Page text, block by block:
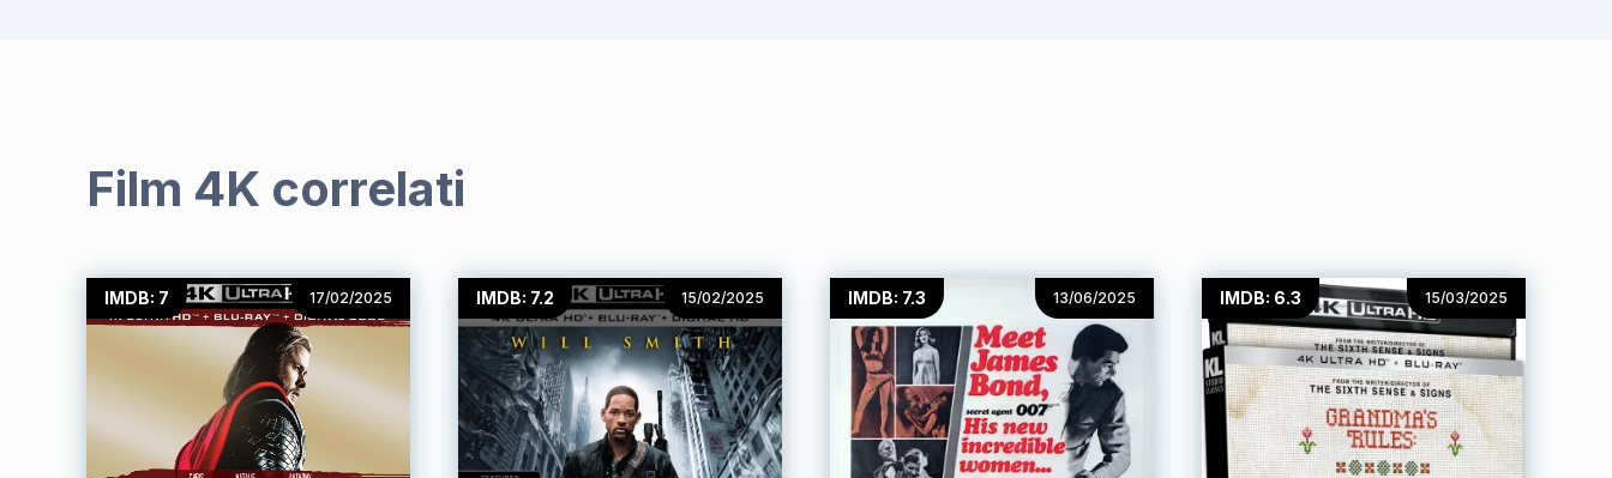
Film 4K correlati
IMDB: 7 17/02/2025 IMDB: 7.2 15/02/2025 IMDB: 7.3 13/06/2025 IMDB: 6.3 15/03/2025